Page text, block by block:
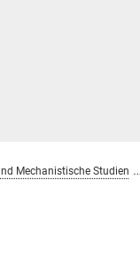
Mechanistische Studien